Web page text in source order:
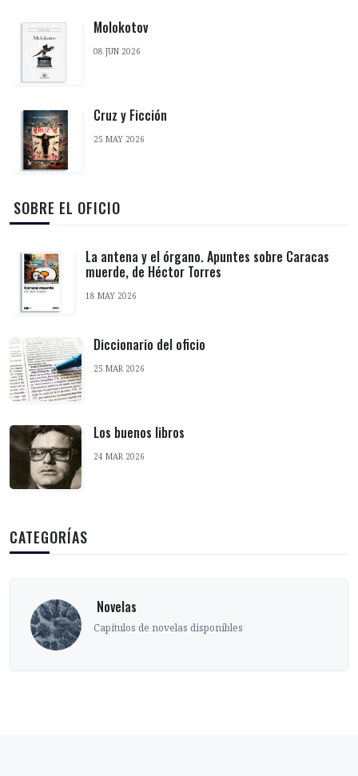
Molokotov
08 JUN 2026
Cruz y Ficción
25 MAY 2026
‎ SOBRE EL OFICIO
La antena y el órgano. Apuntes sobre Caracas
muerde, de Héctor Torres
18 MAY 2026
Diccionario del oficio
25 MAR 2026
Los buenos libros
24 MAR 2026
CATEGORÍAS
‎ Novelas
Capítulos de novelas disponibles